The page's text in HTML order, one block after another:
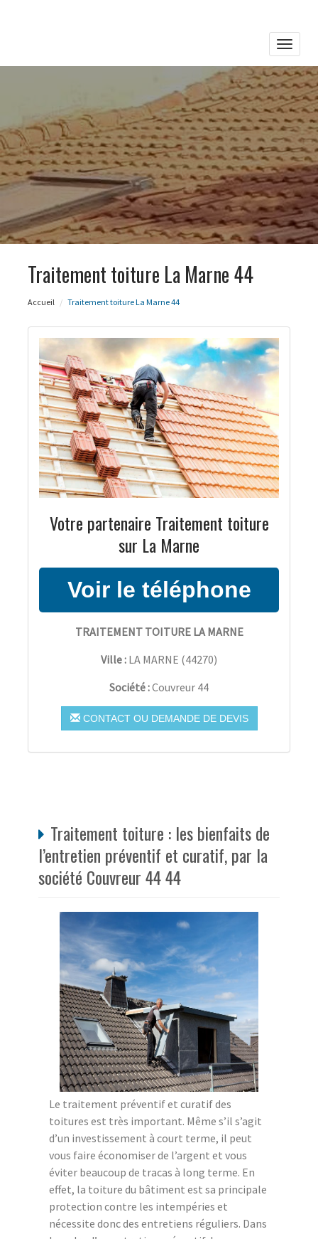
Toggle
Traitement toiture La Marne 44
Accueil Traitement toiture La Marne 44
Votre partenaire Traitement toiture
sur La Marne
TRAITEMENT TOITURE LA MARNE
Ville : LA MARNE (44270)
Société :Couvreur 44
CONTACT OU DEMANDE DE DEVIS
Traitement toiture : les bienfaits de
l’entretien préventif et curatif, par la
société Couvreur 44 44
Le traitement préventif et curatif des
toitures est très important. Même s’il s’agit
d’un investissement à court terme, il peut
vous faire économiser de l’argent et vous
éviter beaucoup de tracas à long terme. En
effet, la toiture du bâtiment est sa principale
protection contre les intempéries et
nécessite donc des entretiens réguliers. Dans